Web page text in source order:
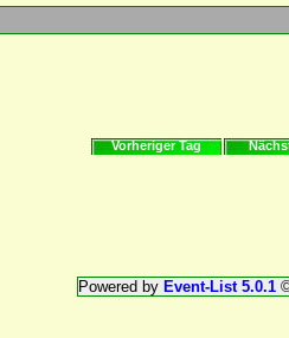
Vorheriger Tag
Powered by Event-List 5.0.1©